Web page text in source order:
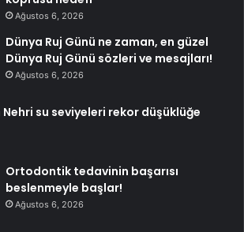
Ağustos 6, 2026
Dünya Ruj Günü ne zaman, en güzel
Dünya Ruj Günü sözleri ve mesajları!
Ağustos 6, 2026
Nehri su seviyeleri rekor düşüklüğe
Ortodontik tedavinin başarısı
beslenmeyle başlar!
Ağustos 6, 2026